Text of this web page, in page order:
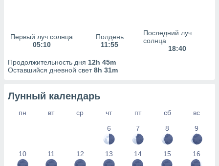
1199
Первый луч солнца
05:10
Полдень
11:55
Последний луч
солнца
18:40
Продолжительность дня 12h 45m
Оставшийся дневной свет8h 31m
Лунный календарь
пн вт ср чт пт сб
вс
6
7 8 9
10 11 12 13 14 15 16